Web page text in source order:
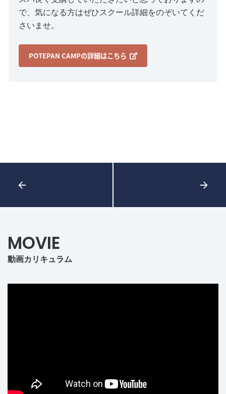
で、気になる方はぜひスクール詳細をのぞいてくだ
さいませ。
POTEPAN CAMPの詳細はこちら
MOVIE
動画カリキュラム